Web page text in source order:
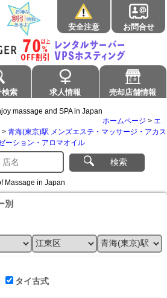
安全注意 お問合せ
検索 求人情報 売却店舗情報
massage and SPA in Japan
ホームページ > エ
> 青海(東京)駅 メンズエステ・マッサージ・アカス
ーション・アロマオイル
検索
Massage in Japan
別
タイ古式